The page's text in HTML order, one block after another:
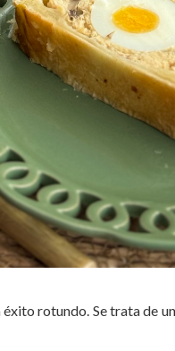
rotundo. Se trata de